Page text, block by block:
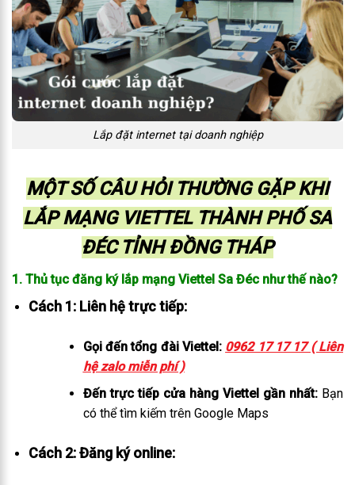
Lắp đặt internet tại doanh nghiệp
MỘT SỐ CÂU HỎI THƯỜNG GẶP KHI
LẮP MẠNG VIETTEL THÀNH PHỐ SA
ĐÉC TỈNH ĐỒNG THÁP
1. Thủ tục đăng ký lắp mạng Viettel Sa Đéc như thế nào?
Cách 1: Liên hệ trực tiếp:
Gọi đến tổng đài Viettel: 0962 17 17 17 ( Liên
hệ zalo miễn phí )
Đến trực tiếp cửa hàng Viettel gần nhất:Bạn
có thể tìm kiếm trên Google Maps
Cách 2: Đăng ký online: